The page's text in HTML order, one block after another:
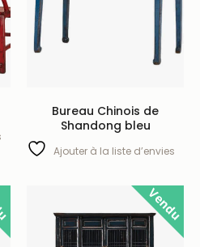
Bureau Chinois de
Shandong bleu
Ajouter à la liste d’envies
Vendu